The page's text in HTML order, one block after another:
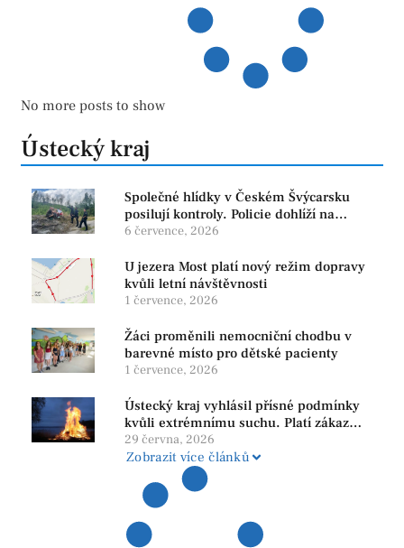
No more posts to show
Ústecký kraj
Společné hlídky v Českém Švýcarsku
posilují kontroly. Policie dohlíží na
bezpečnost i ochranu přírody
6 července, 2026
U jezera Most platí nový režim dopravy
kvůli letní návštěvnosti
1 července, 2026
Žáci proměnili nemocniční chodbu v
barevné místo pro dětské pacienty
1 července, 2026
Ústecký kraj vyhlásil přísné podmínky
kvůli extrémnímu suchu. Platí zákaz
ohňů i pyrotechniky
29 června, 2026
Zobrazit více článků